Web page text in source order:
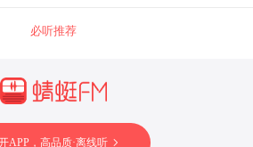
孩子遇见熊亲戚该如何应对？中国
春节传统故事吧，孩子听完养成好
完收获好方法！ 适合爸妈和宝宝一
必听推荐
APP，高品质·离线听